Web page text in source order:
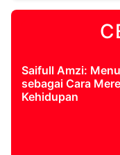
Saifull Amzi:
sebagai Cara
Kehidupan